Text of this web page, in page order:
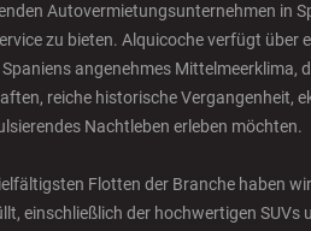
Autovermietungsunternehmen in
zu bieten. Alquicoche verfügt über
angenehmes Mittelmeerklima,
reiche historische Vergangenheit,
Nachtleben erleben möchten.
Flotten der Branche haben
einschließlich der hochwertigen SUVs